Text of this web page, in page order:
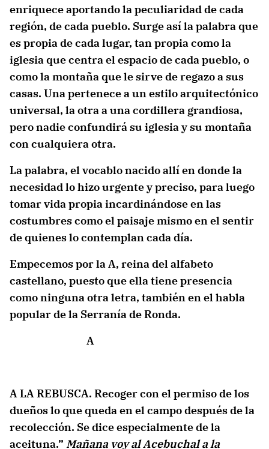
enriquece aportando la peculiaridad de cada
región, de cada pueblo. Surge así la palabra que
es propia de cada lugar, tan propia como la
iglesia que centra el espacio de cada pueblo, o
como la montaña que le sirve de regazo a sus
casas. Una pertenece a un estilo arquitectónico
universal, la otra a una cordillera grandiosa,
pero nadie confundirá su iglesia y su montaña
con cualquiera otra.
La palabra, el vocablo nacido allí en donde la
necesidad lo hizo urgente y preciso, para luego
tomar vida propia incardinándose en las
costumbres como el paisaje mismo en el sentir
de quienes lo contemplan cada día.
Empecemos por la A, reina del alfabeto
castellano, puesto que ella tiene presencia
como ninguna otra letra, también en el habla
popular de la Serranía de Ronda.
A
A LA REBUSCA. Recoger con el permiso de los
dueños lo que queda en el campo después de la
recolección. Se dice especialmente de la
aceituna.” Mañana voy al Acebuchal a la